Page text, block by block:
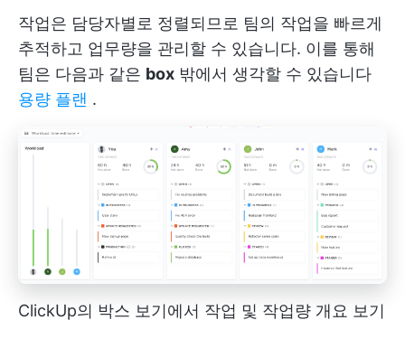
작업은 담당자별로 정렬되므로 팀의 작업을 빠르게
추적하고 업무량을 관리할 수 있습니다. 이를 통해
팀은 다음과 같은 box 밖에서 생각할 수 있습니다
용량 플랜 .
ClickUp의 박스 보기에서 작업 및 작업량 개요 보기